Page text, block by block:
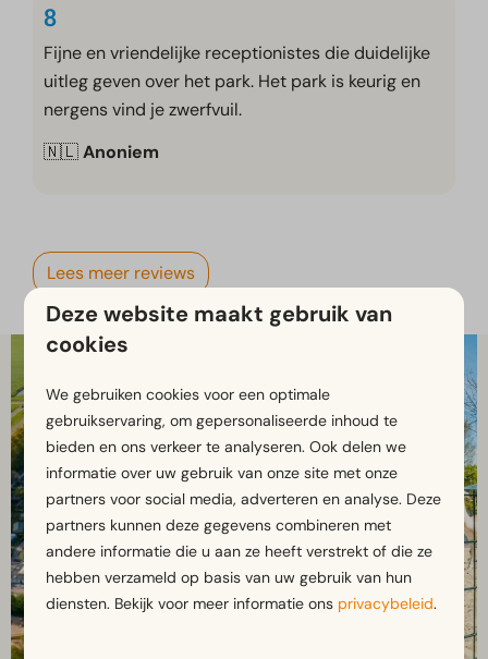
8
Fijne en vriendelijke receptionistes die duidelijke
uitleg geven over het park. Het park is keurig en
nergens vind je zwerfvuil.
🇳🇱Anoniem
Lees meer reviews
Deze website maakt gebruik van
cookies
We gebruiken cookies voor een optimale
gebruikservaring, om gepersonaliseerde inhoud te
bieden en ons verkeer te analyseren. Ook delen we
informatie over uw gebruik van onze site met onze
partners voor social media, adverteren en analyse. Deze
partners kunnen deze gegevens combineren met
andere informatie die u aan ze heeft verstrekt of die ze
hebben verzameld op basis van uw gebruik van hun
diensten. Bekijk voor meer informatie ons privacybeleid.